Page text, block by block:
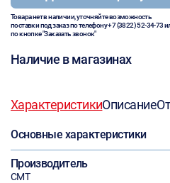
Товара нет в наличии, уточняйте возможность
поставки под заказ по телефону+7 (3822) 52-34-73
по кнопке "Заказать звонок"
Наличие в магазинах
ХарактеристикиОписание
Основные характеристики
Производитель
CMT